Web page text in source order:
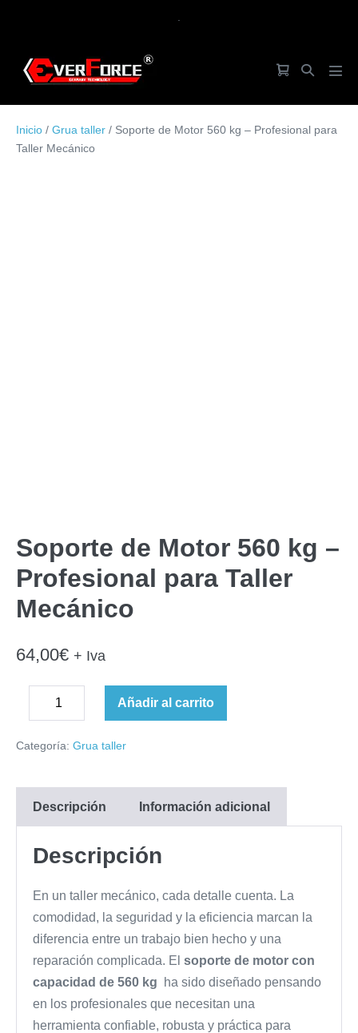
Carrito
compra
Alternar
Inicio / Grua taller / Soporte de Motor 560 kg – Profesional para
Taller Mecánico
Soporte de Motor 560 kg –
Profesional para Taller
Mecánico
64,00€ + Iva
Disminuir
la
Soporte
de
Profesional
para
Mecánico
cantidad
cantidad
Añadir al carrito
Categoría: Grua taller
Descripción Información adicional
Descripción
En un taller mecánico, cada detalle cuenta. La
comodidad, la seguridad y la eficiencia marcan la
diferencia entre un trabajo bien hecho y una
reparación complicada. El soporte de motor con
capacidad de 560 kg
ha sido diseñado pensando
en los profesionales que necesitan una
herramienta confiable, robusta y práctica para